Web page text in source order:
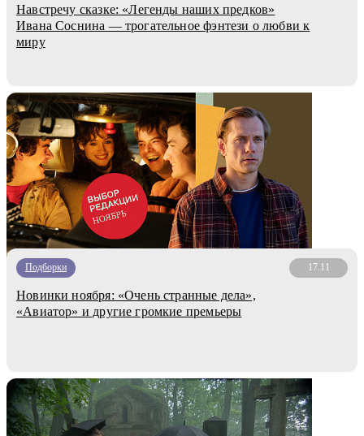
Навстречу сказке: «Легенды наших предков»
Ивана Соснина — трогательное фэнтези о любви к
миру
Подборки 17.11
Новинки ноября: «Очень странные дела»,
«Авиатор» и другие громкие премьеры